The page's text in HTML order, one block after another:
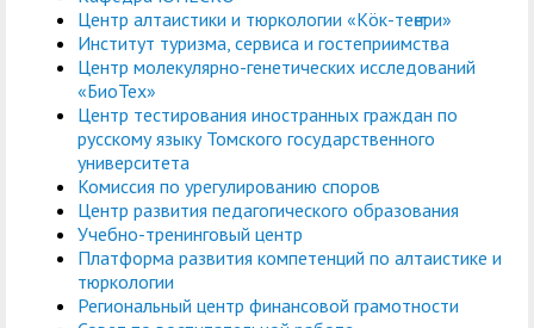
Центр алтаистики и тюркологии «Кöк-теҥери»
Институт туризма, сервиса и гостеприимства
Центр молекулярно-генетических исследований
«БиоТех»
Центр тестирования иностранных граждан по
русскому языку Томского государственного
университета
Комиссия по урегулированию споров
Центр развития педагогического образования
Учебно-тренинговый центр
Платформа развития компетенций по алтаистике и
тюркологии
Региональный центр финансовой грамотности